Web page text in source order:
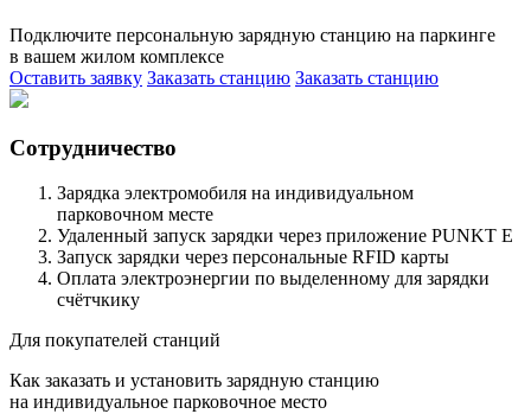
Подключите персональную зарядную станцию на паркинге
в вашем жилом комплексе
Оставить заявку Заказать станцию Заказать станцию
Сотрудничество
Зарядка электромобиля на индивидуальном
парковочном месте
Удаленный запуск зарядки через приложение PUNKT E
Запуск зарядки через персональные RFID карты
Оплата электроэнергии по выделенному для зарядки
счётчкику
Для покупателей станций
Как заказать и установить зарядную станцию
на индивидуальное парковочное место